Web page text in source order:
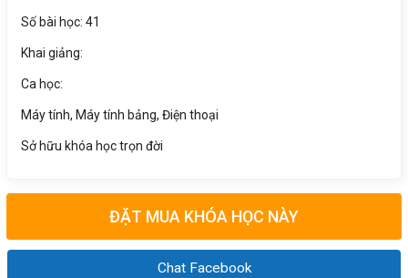
Số bài học: 41
Khai giảng:
Ca học:
Máy tính, Máy tính bảng, Điện thoại
Sở hữu khóa học trọn đời
ĐẶT MUA KHÓA HỌC NÀY
Chat Facebook